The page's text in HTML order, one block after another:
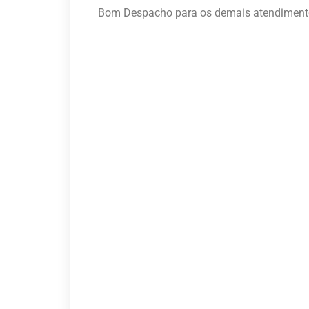
Bom Despacho para os demais